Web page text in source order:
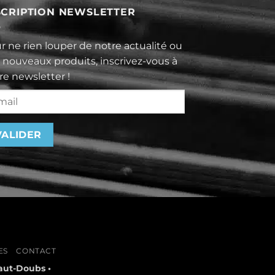
NEWSLETTER
ne rien louper de notre actualité ou
nouveaux produits, inscrivez-vous à
newsletter !
CONTACT
Doubs •